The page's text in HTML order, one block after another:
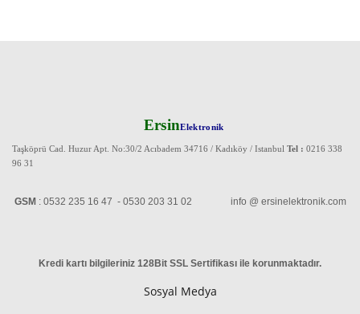
ErsinElektronik
Taşköprü Cad. Huzur Apt. No:30/2 Acıbadem 34716 / Kadıköy / Istanbul Tel : 0216 338
96 31
GSM : 0532 235 16 47 - 0530 203 31 02 info @ ersinelektronik.com
Kredi kartı bilgileriniz 128Bit SSL Sertifikası ile korunmaktadır.
Sosyal Medya